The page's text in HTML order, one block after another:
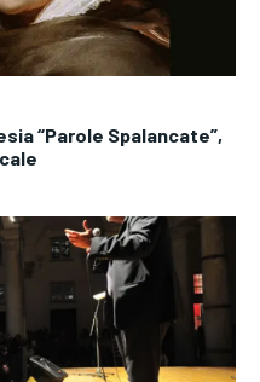
“Parole Spalancate”,